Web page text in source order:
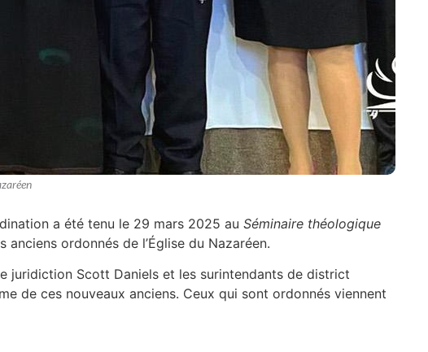
a été tenu le 29 mars 2025 au Séminaire théologique
ordonnés de l’Église du Nazaréen.
juridiction Scott Daniels et les surintendants de district
de ces nouveaux anciens. Ceux qui sont ordonnés viennent